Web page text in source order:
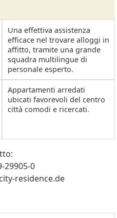
Una effettiva assistenza
efficace nel trovare alloggi in
affitto, tramite una grande
squadra multilingue di
personale esperto.
Appartamenti arredati
ubicati favorevoli del centro
città comodi e ricercati.
29905-0
residence.de